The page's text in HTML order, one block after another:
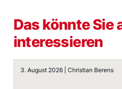
Das könnte Sie
interessieren
Krisenkommunikation
3. August 2026 | Christian Berens